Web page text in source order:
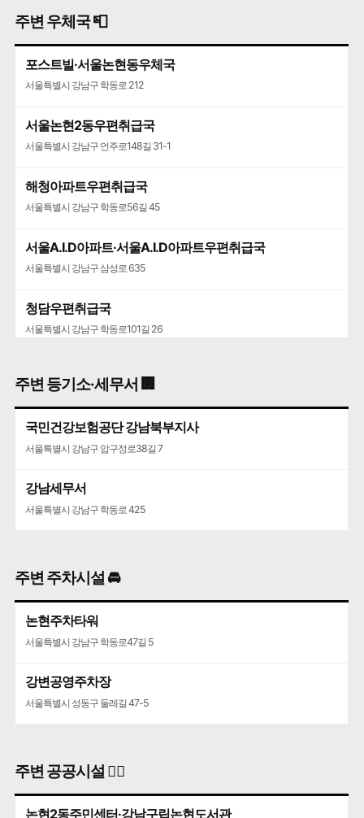
2층 청담동
구글 🧭 카카오🐤 네이버 🦖
주변 우체국 📮
포스트빌·서울논현동우체국
서울특별시 강남구 학동로 212
서울논현2동우편취급국
서울특별시 강남구 언주로148길 31-1
해청아파트우편취급국
서울특별시 강남구 학동로56길 45
서울A.I.D아파트·서울A.I.D아파트우편취급국
서울특별시 강남구 삼성로 635
청담우편취급국
서울특별시 강남구 학동로101길 26
서울특별시 강남구 도산대로 507
주변 등기소·세무서 🏢
국민건강보험공단 강남북부지사
서울특별시 강남구 압구정로38길 7
강남세무서
서울특별시 강남구 학동로 425
주변 주차시설 🚘
논현주차타워
서울특별시 강남구 학동로47길 5
강변공영주차장
서울특별시 성동구 둘레길 47-5
주변 공공시설 👨‍✈️
논현2동주민센터·강남구립논현도서관